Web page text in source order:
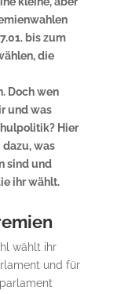
bis zum
die
Doch wen
und was
Hier
was
sind und
ihr wählt.
wählt ihr
und für